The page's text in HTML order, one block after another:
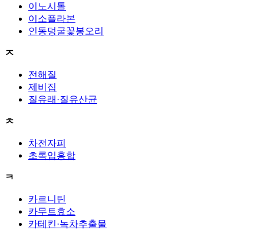
이노시톨
이소플라본
인동덩굴꽃봉오리
ㅈ
전해질
제비집
질유래·질유산균
ㅊ
차전자피
초록입홍합
ㅋ
카르니틴
카무트효소
카테킨·녹차추출물